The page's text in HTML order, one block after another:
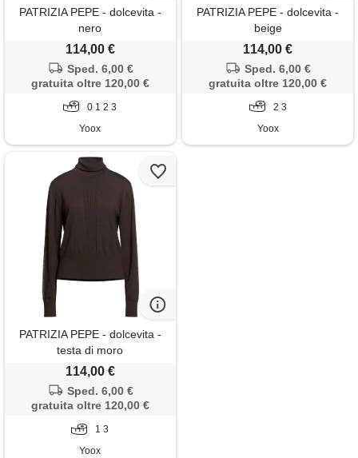
PATRIZIA PEPE - dolcevita -
nero
114,00 €
Sped. 6,00 €
gratuita oltre 120,00 €
0 1 2 3
Yoox
PATRIZIA PEPE - dolcevita -
beige
114,00 €
Sped. 6,00 €
gratuita oltre 120,00 €
2 3
Yoox
PATRIZIA PEPE - dolcevita -
testa di moro
114,00 €
Sped. 6,00 €
gratuita oltre 120,00 €
1 3
Yoox